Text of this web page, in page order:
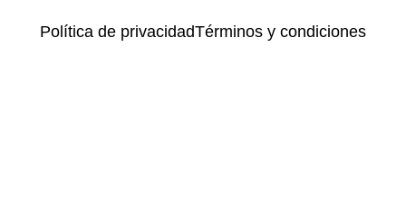
Política de privacidadTérminos y condiciones